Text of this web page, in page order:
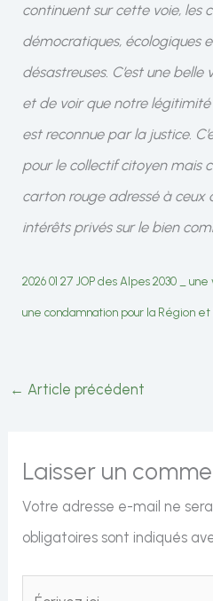
continuent sur cette voie, les
démocratiques, écologiques
désastreuses. C’est une
et de voir que notre légitimité
est reconnue par la justice.
pour le collectif citoyen mais
carton rouge adressé à ceux
intérêts privés sur le bien
2026 01 27 JOP des Alpes 2030 _
une condamnation pour la Région et
← Article précédent
Laisser un
Votre adresse e-mail ne
obligatoires sont indiqués
Écrivez